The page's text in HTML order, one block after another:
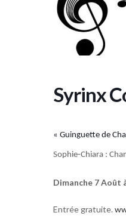
Syrinx
« Guinguette de
Sophie-Chiara :
Dimanche 7 Août
Entrée gratuite.